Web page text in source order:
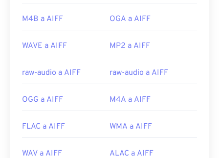
https://en.wikipedia.org/wiki/
Lanzamiento inicial:
1988
https://www.lifewire.com/aiff-aif-aifc-files-
M4B a AIFF OGA a AIFF
WAVE a AIFF MP2 a AIFF
raw-audio a AIFF raw-audio a AIFF
OGG a AIFF M4A a AIFF
FLAC a AIFF WMA a AIFF
WAV a AIFF ALAC a AIFF